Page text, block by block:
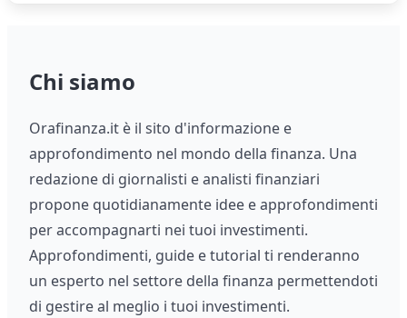
Chi siamo
Orafinanza.it è il sito d'informazione e
approfondimento nel mondo della finanza. Una
redazione di giornalisti e analisti finanziari
propone quotidianamente idee e approfondimenti
per accompagnarti nei tuoi investimenti.
Approfondimenti, guide e tutorial ti renderanno
un esperto nel settore della finanza permettendoti
di gestire al meglio i tuoi investimenti.